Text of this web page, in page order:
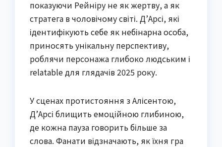
показуючи Рейніру не як жертву, а як
стратега в чоловічому світі. Д’Арсі, які
ідентифікують себе як небінарна особа,
приносять унікальну перспективу,
роблячи персонажа глибоко людським і
relatable для глядачів 2025 року.
У сценах протистояння з Алісентою,
Д’Арсі блищить емоційною глибиною,
де кожна пауза говорить більше за
слова. Фанати відзначають, як їхня гра